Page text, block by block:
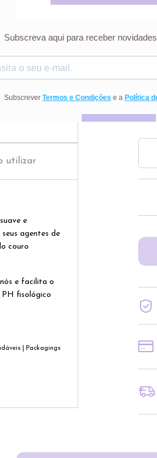
utilizar
e
agentes de
couro
e facilita o
PH fisológico
| Packagings